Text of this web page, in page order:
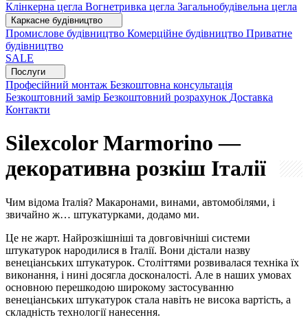
Клінкерна цегла Вогнетривка цегла Загальнобудівельна цегла
Каркасне будівництво
Промислове будівництво Комерційне будівництво Приватне
будівництво
SALE
Послуги
Професійний монтаж Безкоштовна консультація
Безкоштовний замір Безкоштовний розрахунок Доставка
Контакти
Silexcolor Marmorino —
декоративна розкіш Італії
Чим відома Італія? Макаронами, винами, автомобілями, і
звичайно ж… штукатурками, додамо ми.
Це не жарт. Найрозкішніші та довговічніші системи
штукатурок народилися в Італії. Вони дістали назву
венеціанських штукатурок. Століттями розвивалася техніка їх
виконання, і нині досягла досконалості. Але в наших умовах
основною перешкодою широкому застосуванню
венеціанських штукатурок стала навіть не висока вартість, а
складність технології нанесення.